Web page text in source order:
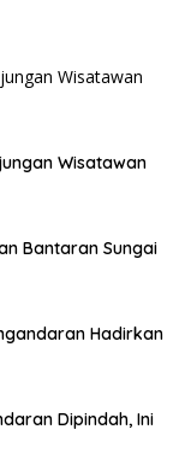
Wisatawan
Bantaran Sungai
Hadirkan
Dipindah, Ini